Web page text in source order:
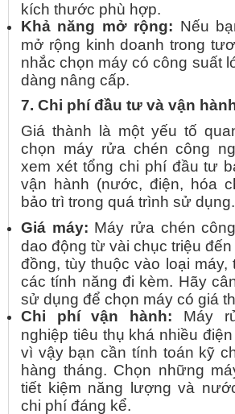
kích thước phù hợp.
Khả năng mở rộng: Nếu
mở rộng kinh doanh trong
nhắc chọn máy có công suất
dàng nâng cấp.
7. Chi phí đầu tư và vận
Giá thành là một yếu tố
chọn máy rửa chén công
xem xét tổng chi phí đầu tư
vận hành (nước, điện, hóa
bảo trì trong quá trình sử dụng.
Giá máy: Máy rửa chén
dao động từ vài chục triệu đến
đồng, tùy thuộc vào loại máy,
các tính năng đi kèm. Hãy
sử dụng để chọn máy có giá
Chi phí vận hành: Máy
nghiệp tiêu thụ khá nhiều
vì vậy bạn cần tính toán kỹ
hàng tháng. Chọn những
tiết kiệm năng lượng và
chi phí đáng kể.